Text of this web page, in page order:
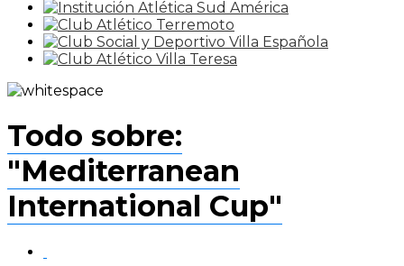
Todo sobre:
"Mediterranean
International Cup"